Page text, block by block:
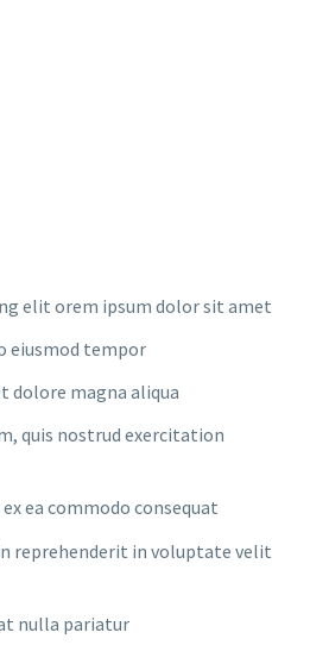
elit orem ipsum dolor sit amet
eiusmod tempor
dolore magna aliqua
quis nostrud exercitation
ea commodo consequat
reprehenderit in voluptate velit
nulla pariatur